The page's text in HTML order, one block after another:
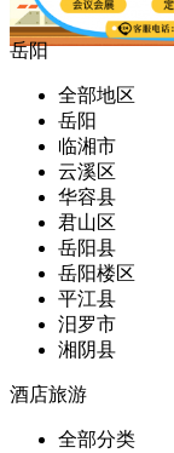
岳阳
全部地区
岳阳
临湘市
云溪区
华容县
君山区
岳阳县
岳阳楼区
平江县
汨罗市
湘阴县
酒店旅游
全部分类